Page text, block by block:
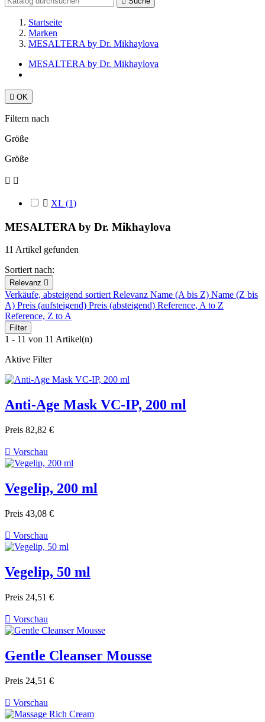
Startseite
Marken
MESALTERA by Dr. Mikhaylova
MESALTERA by Dr. Mikhaylova
 OK
Filtern nach
Größe
Größe
 
 XL (1)
MESALTERA by Dr. Mikhaylova
11 Artikel gefunden
Sortiert nach:
Relevanz 
Verkäufe, absteigend sortiertRelevanz Name (A bis Z) Name (Z bis
A) Preis (aufsteigend) Preis (absteigend) Reference, A to Z
Reference, Z to A
Filter
1 - 11 von 11 Artikel(n)
Aktive Filter
Anti-Age Mask VC-IP, 200 ml
Preis 82,82 €
 Vorschau
Vegelip, 200 ml
Preis 43,08 €
 Vorschau
Vegelip, 50 ml
Preis 24,51 €
 Vorschau
Gentle Cleanser Mousse
Preis 24,51 €
 Vorschau